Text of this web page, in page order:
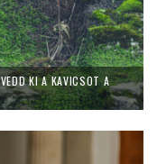
KI A KAVICSOT A